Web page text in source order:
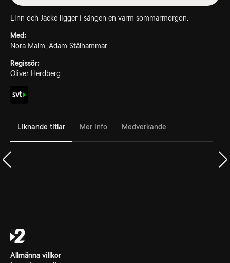
Linn och Jacke ligger i sängen en varm sommarmorgon.
Med:
Nora Malm, Adam Stålhammar
Regissör:
Oliver Herdberg
Liknande titlar Mer info Medverkande
Allmänna villkor